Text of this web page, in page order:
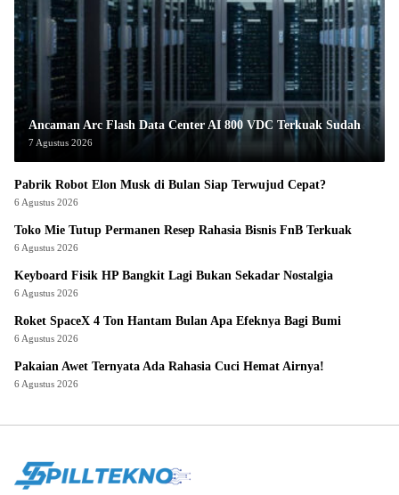
Ancaman Arc Flash Data Center AI 800 VDC Terkuak Sudah
7 Agustus 2026
Pabrik Robot Elon Musk di Bulan Siap Terwujud Cepat?
6 Agustus 2026
Toko Mie Tutup Permanen Resep Rahasia Bisnis FnB Terkuak
6 Agustus 2026
Keyboard Fisik HP Bangkit Lagi Bukan Sekadar Nostalgia
6 Agustus 2026
Roket SpaceX 4 Ton Hantam Bulan Apa Efeknya Bagi Bumi
6 Agustus 2026
Pakaian Awet Ternyata Ada Rahasia Cuci Hemat Airnya!
6 Agustus 2026